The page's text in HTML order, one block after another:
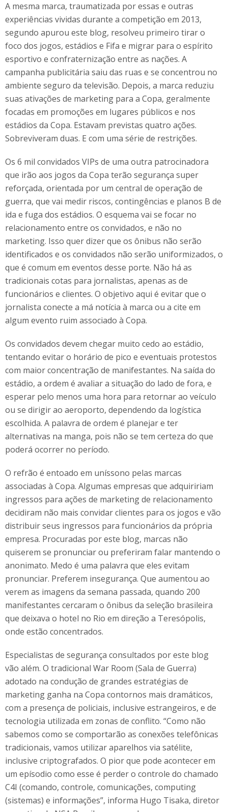
A mesma marca, traumatizada por essas e outras
experiências vividas durante a competição em 2013,
segundo apurou este blog, resolveu primeiro tirar o
foco dos jogos, estádios e Fifa e migrar para o espírito
esportivo e confraternização entre as nações. A
campanha publicitária saiu das ruas e se concentrou no
ambiente seguro da televisão. Depois, a marca reduziu
suas ativações de marketing para a Copa, geralmente
focadas em promoções em lugares públicos e nos
estádios da Copa. Estavam previstas quatro ações.
Sobreviveram duas. E com uma série de restrições.
Os 6 mil convidados VIPs de uma outra patrocinadora
que irão aos jogos da Copa terão segurança super
reforçada, orientada por um central de operação de
guerra, que vai medir riscos, contingências e planos B de
ida e fuga dos estádios. O esquema vai se focar no
relacionamento entre os convidados, e não no
marketing. Isso quer dizer que os ônibus não serão
identificados e os convidados não serão uniformizados, o
que é comum em eventos desse porte. Não há as
tradicionais cotas para jornalistas, apenas as de
funcionários e clientes. O objetivo aqui é evitar que o
jornalista conecte a má notícia à marca ou a cite em
algum evento ruim associado à Copa.
Os convidados devem chegar muito cedo ao estádio,
tentando evitar o horário de pico e eventuais protestos
com maior concentração de manifestantes. Na saída do
estádio, a ordem é avaliar a situação do lado de fora, e
esperar pelo menos uma hora para retornar ao veículo
ou se dirigir ao aeroporto, dependendo da logística
escolhida. A palavra de ordem é planejar e ter
alternativas na manga, pois não se tem certeza do que
poderá ocorrer no período.
O refrão é entoado em uníssono pelas marcas
associadas à Copa. Algumas empresas que adquiririam
ingressos para ações de marketing de relacionamento
decidiram não mais convidar clientes para os jogos e vão
distribuir seus ingressos para funcionários da própria
empresa. Procuradas por este blog, marcas não
quiserem se pronunciar ou preferiram falar mantendo o
anonimato. Medo é uma palavra que eles evitam
pronunciar. Preferem insegurança. Que aumentou ao
verem as imagens da semana passada, quando 200
manifestantes cercaram o ônibus da seleção brasileira
que deixava o hotel no Rio em direção a Teresópolis,
onde estão concentrados.
Especialistas de segurança consultados por este blog
vão além. O tradicional War Room (Sala de Guerra)
adotado na condução de grandes estratégias de
marketing ganha na Copa contornos mais dramáticos,
com a presença de policiais, inclusive estrangeiros, e de
tecnologia utilizada em zonas de conflito. “Como não
sabemos como se comportarão as conexões telefônicas
tradicionais, vamos utilizar aparelhos via satélite,
inclusive criptografados. O pior que pode acontecer em
um epísodio como esse é perder o controle do chamado
C4I (comando, controle, comunicações, computing
(sistemas) e informações”, informa Hugo Tisaka, diretor